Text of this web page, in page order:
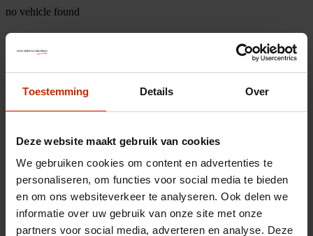
Toestemming Details Over
Deze website maakt gebruik van cookies
We gebruiken cookies om content en advertenties te
personaliseren, om functies voor social media te bieden
en om ons websiteverkeer te analyseren. Ook delen we
informatie over uw gebruik van onze site met onze
partners voor social media, adverteren en analyse. Deze
no vehicle found